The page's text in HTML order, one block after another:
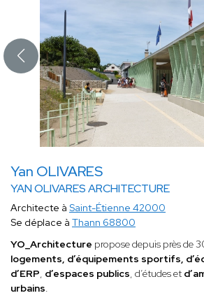
Yan OLIVARES
YAN OLIVARES ARCHITECTURE
Architecte à Saint-Étienne 42000
Se déplace à Thann 68800
YO_Architecture propose depuis près de
logements, d’équipements sportifs,
d’ERP, d’espaces publics, d’études et
urbains.